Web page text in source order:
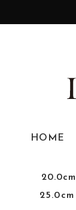
HOME
20.0cm
25.0cm